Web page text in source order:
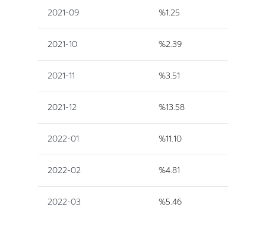
2021-09 %1.25
2021-10 %2.39
2021-11 %3.51
2021-12 %13.58
2022-01 %11.10
2022-02 %4.81
2022-03 %5.46